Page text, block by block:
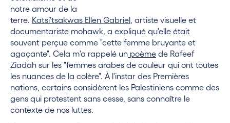
notre amour de la
terre. Katsi'tsakwas Ellen Gabriel , artiste visuelle et
documentariste mohawk, a expliqué qu'elle était
souvent perçue comme "cette femme bruyante et
agaçante". Cela m'a rappelé un poème de Rafeef
Ziadah sur les "femmes arabes de couleur qui ont toutes
les nuances de la colère". À l'instar des Premières
nations, certains considèrent les Palestiniens comme des
gens qui protestent sans cesse, sans connaître le
contexte de nos luttes.